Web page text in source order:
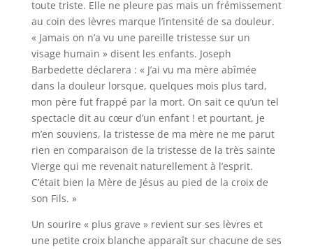
toute triste. Elle ne pleure pas mais un frémissement
au coin des lèvres marque l’intensité de sa douleur.
« Jamais on n’a vu une pareille tristesse sur un
visage humain » disent les enfants. Joseph
Barbedette déclarera : « J’ai vu ma mère abîmée
dans la douleur lorsque, quelques mois plus tard,
mon père fut frappé par la mort. On sait ce qu’un tel
spectacle dit au cœur d’un enfant ! et pourtant, je
m’en souviens, la tristesse de ma mère ne me parut
rien en comparaison de la tristesse de la très sainte
Vierge qui me revenait naturellement à l’esprit.
C’était bien la Mère de Jésus au pied de la croix de
son Fils. »
Un sourire « plus grave » revient sur ses lèvres et
une petite croix blanche apparaît sur chacune de ses